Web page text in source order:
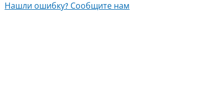
Нашли ошибку? Сообщите нам